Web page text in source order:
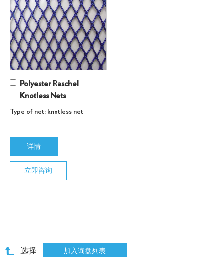
Polyester Raschel
Knotless Nets
Type of net: knotless net
详情
立即咨询
选择